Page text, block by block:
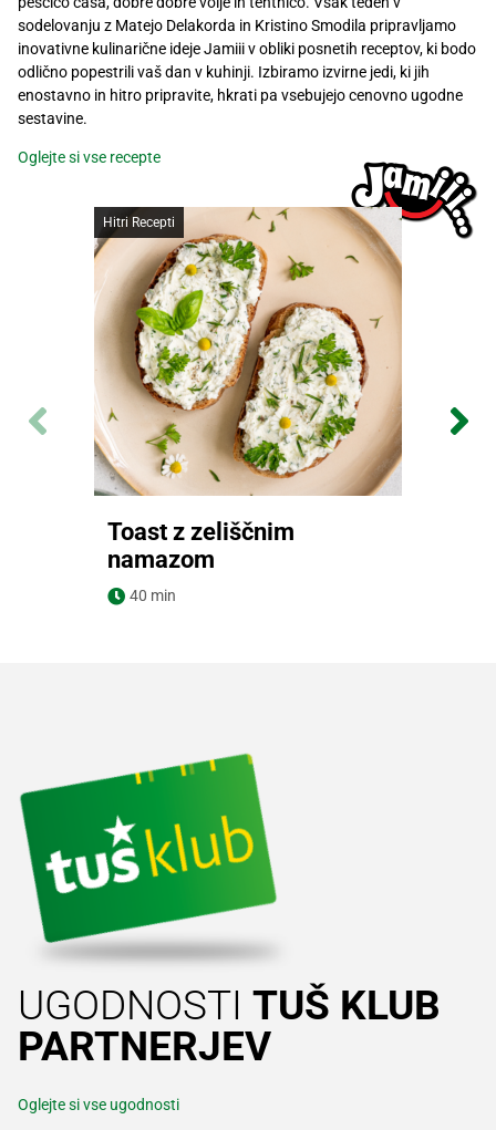
sodelovanju z Matejo Delakorda in Kristino Smodila pripravljamo
inovativne kulinarične ideje Jamiii v obliki posnetih receptov, ki bodo
odlično popestrili vaš dan v kuhinji. Izbiramo izvirne jedi, ki jih
enostavno in hitro pripravite, hkrati pa vsebujejo cenovno ugodne
sestavine.
Oglejte si vse recepte
Hitri Recepti
Navodila za pripravo
Toast z zeliščnim
namazom
40 min
UGODNOSTI TUŠ KLUB
PARTNERJEV
Oglejte si vse ugodnosti